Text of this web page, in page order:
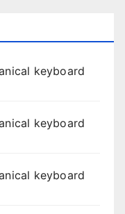
keyboard
keyboard
keyboard